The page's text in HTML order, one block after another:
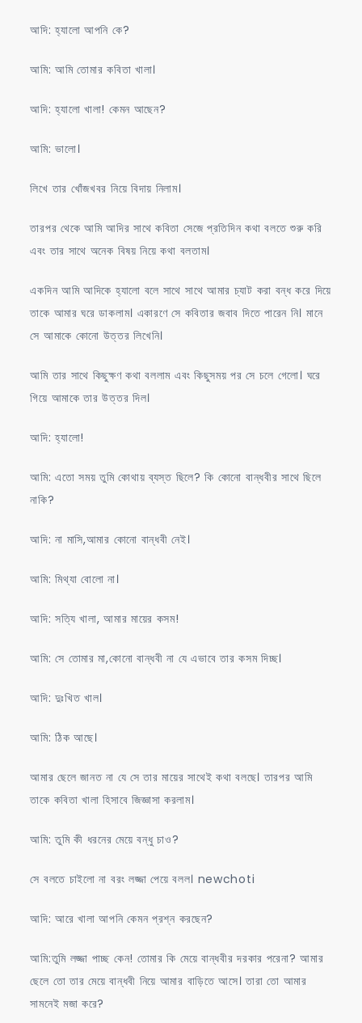
আদি: হ্যালো আপনি কে?
আমি: আমি তোমার কবিতা খালা।
আদি: হ্যালো খালা! কেমন আছেন?
আমি: ভালো।
লিখে তার খোঁজখবর নিয়ে বিদায় নিলাম।
তারপর থেকে আমি আদির সাথে কবিতা সেজে প্রতিদিন কথা বলতে শুরু করি
এবং তার সাথে অনেক বিষয় নিয়ে কথা বলতাম।
একদিন আমি আদিকে হ্যালো বলে সাথে সাথে আমার চ্যাট করা বন্ধ করে দিয়ে
তাকে আমার ঘরে ডাকলাম। একারণে সে কবিতার জবাব দিতে পারেন নি। মানে
সে আমাকে কোনো উত্তর লিখেনি।
আমি তার সাথে কিছুক্ষণ কথা বললাম এবং কিছুসময় পর সে চলে গেলো। ঘরে
গিয়ে আমাকে তার উত্তর দিল।
আদি: হ্যালো!
আমি: এতো সময় তুমি কোথায় ব্যস্ত ছিলে? কি কোনো বান্ধবীর সাথে ছিলে
নাকি?
আদি: না মাসি,আমার কোনো বান্ধবী নেই।
আমি: মিথ্যা বোলো না।
আদি: সত্যি খালা, আমার মায়ের কসম!
আমি: সে তোমার মা,কোনো বান্ধবী না যে এভাবে তার কসম দিচ্ছ।
আদি: দুঃখিত খাল।
আমি: ঠিক আছে।
আমার ছেলে জানত না যে সে তার মায়ের সাথেই কথা বলছে। তারপর আমি
তাকে কবিতা খালা হিসাবে জিজ্ঞাসা করলাম।
আমি: তুমি কী ধরনের মেয়ে বন্ধু চাও?
সে বলতে চাইলো না বরং লজ্জা পেয়ে বলল। newchoti
আদি: আরে খালা আপনি কেমন প্রশ্ন করছেন?
আমি:তুমি লজ্জা পাচ্ছ কেন! তোমার কি মেয়ে বান্ধবীর দরকার পরেনা? আমার
ছেলে তো তার মেয়ে বান্ধবী নিয়ে আমার বাড়িতে আসে। তারা তো আমার
সামনেই মজা করে?